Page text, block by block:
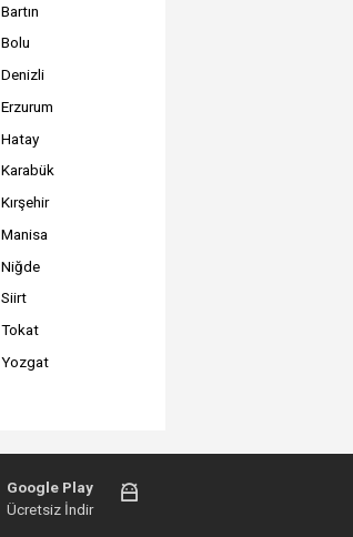
Bartın
Bolu
Denizli
Erzurum
Hatay
Karabük
Kırşehir
Manisa
Niğde
Siirt
Tokat
Yozgat
Google Play
Ücretsiz İndir